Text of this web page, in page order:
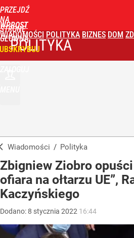
PRZEJDŹ
NA
STRONĘ
GŁÓWNĄ
WPROST
WIADOMOŚCI POLITYKA BIZNES DOM
POLITYKA
Wiadomości / Polityka
Zbigniew Ziobro
ofiara na ołtarzu UE”,
Kaczyńskiego
Dodano:8 stycznia 2022 16:44